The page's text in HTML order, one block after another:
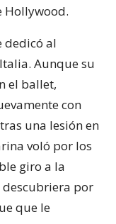
Hollywood.
dedicó al
Aunque su
el ballet,
con
una lesión en
voló por los
giro a la
descubriera por
que le